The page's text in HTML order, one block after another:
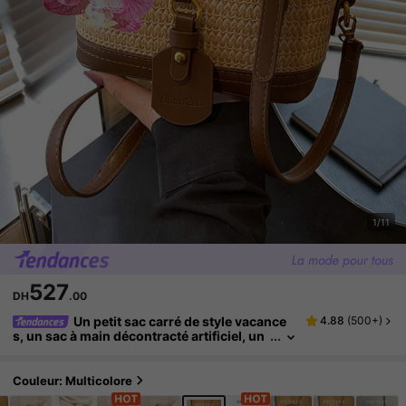
1/11
DH527.00
Un petit sac carré de style vacance
s, un sac à main décontracté artificiel, un
acances
4.88 (500+)
Couleur: Multicolore